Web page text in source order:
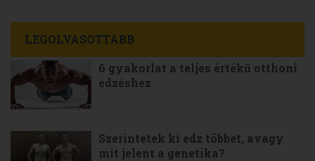
LEGOLVASOTTABB
6 gyakorlat a teljes értékű otthoni
edzéshez
Szerintetek ki edz többet, avagy
mit jelent a genetika?